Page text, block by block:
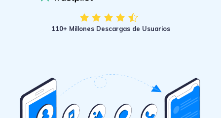
Transferencia de Datos de un
archivos de un teléfono a otro y a la
110+ Millones Descargas de Usuarios